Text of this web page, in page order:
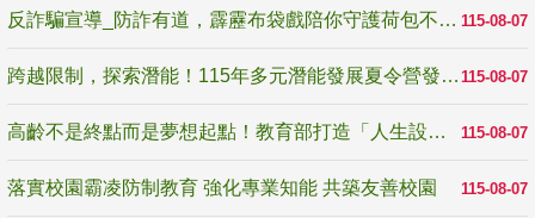
115-08-07
反詐騙宣導_防詐有道，霹靂布袋戲陪你守護荷包不受騙
115-08-07
跨越限制，探索潛能！115年多元潛能發展夏令營發掘生命無限可能
115-08-07
高齡不是終點而是夢想起點！教育部打造「人生設計夢工場」 參展第3屆高齡健康產業博覽會
115-08-07
落實校園霸凌防制教育 強化專業知能 共築友善校園